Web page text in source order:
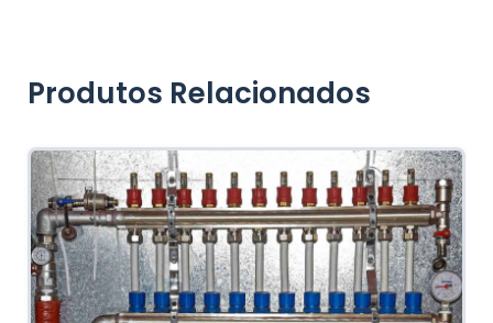
Produtos Relacionados